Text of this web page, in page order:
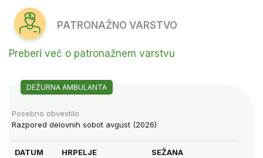
PATRONAŽNO VARSTVO
Preberi več o patronažnem varstvu
DEŽURNA AMBULANTA
Posebno obvestilo
Razpored delovnih sobot avgust (2026)
DATUM HRPELJE SEŽANA